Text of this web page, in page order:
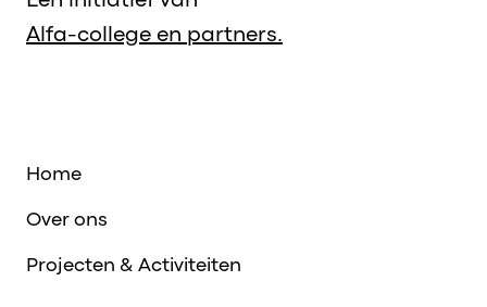
Alfa-college en partners.
Home
Over ons
Projecten & Activiteiten